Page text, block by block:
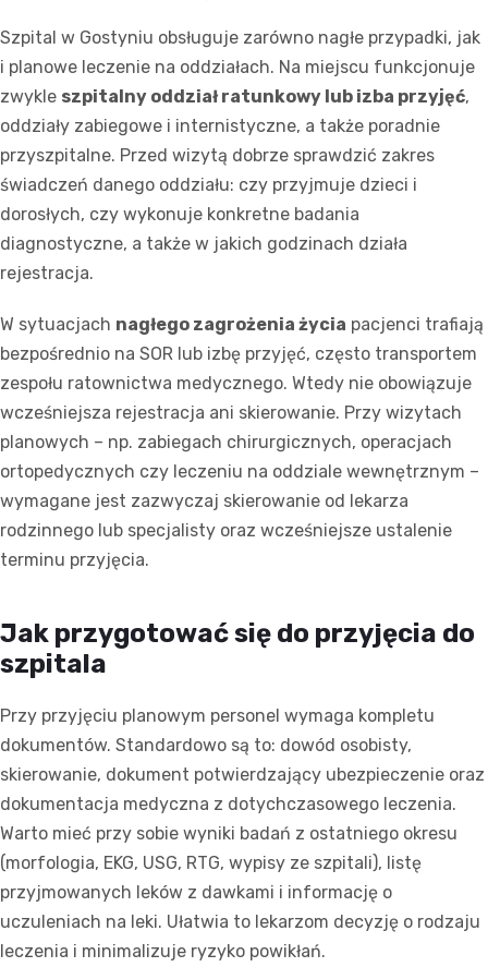
Szpital w Gostyniu obsługuje zarówno nagłe przypadki, jak
i planowe leczenie na oddziałach. Na miejscu funkcjonuje
zwykle szpitalny oddział ratunkowy lub izba przyjęć,
oddziały zabiegowe i internistyczne, a także poradnie
przyszpitalne. Przed wizytą dobrze sprawdzić zakres
świadczeń danego oddziału: czy przyjmuje dzieci i
dorosłych, czy wykonuje konkretne badania
diagnostyczne, a także w jakich godzinach działa
rejestracja.
W sytuacjach nagłego zagrożenia życia pacjenci trafiają
bezpośrednio na SOR lub izbę przyjęć, często transportem
zespołu ratownictwa medycznego. Wtedy nie obowiązuje
wcześniejsza rejestracja ani skierowanie. Przy wizytach
planowych – np. zabiegach chirurgicznych, operacjach
ortopedycznych czy leczeniu na oddziale wewnętrznym –
wymagane jest zazwyczaj skierowanie od lekarza
rodzinnego lub specjalisty oraz wcześniejsze ustalenie
terminu przyjęcia.
Jak przygotować się do przyjęcia do
szpitala
Przy przyjęciu planowym personel wymaga kompletu
dokumentów. Standardowo są to: dowód osobisty,
skierowanie, dokument potwierdzający ubezpieczenie oraz
dokumentacja medyczna z dotychczasowego leczenia.
Warto mieć przy sobie wyniki badań z ostatniego okresu
(morfologia, EKG, USG, RTG, wypisy ze szpitali), listę
przyjmowanych leków z dawkami i informację o
uczuleniach na leki. Ułatwia to lekarzom decyzję o rodzaju
leczenia i minimalizuje ryzyko powikłań.